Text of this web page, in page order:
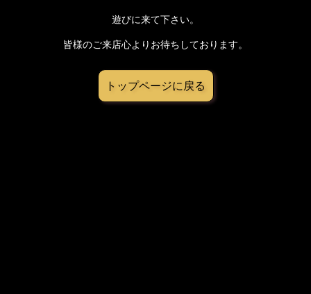
遊びに来て下さい。
皆様のご来店心よりお待ちしております。
トップページに戻る